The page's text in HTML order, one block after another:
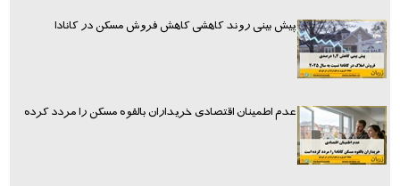
پیش بینی روند کاهشی کاهش فروش مسکن در کانادا
عدم اطمینان اقتصادی خریداران بالقوه مسکن را مردد کرده